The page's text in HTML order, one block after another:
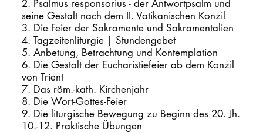
2. Psalmus responsorius - der Antwortpsalm und
seine Gestalt nach dem II. Vatikanischen Konzil
3. Die Feier der Sakramente und Sakramentalien
4. Tagzeitenliturgie | Stundengebet
5. Anbetung, Betrachtung und Kontemplation
6. Die Gestalt der Eucharistiefeier ab dem Konzil
von Trient
7. Das röm.-kath. Kirchenjahr
8. Die Wort-Gottes-Feier
9. Die liturgische Bewegung zu Beginn des 20. Jh.
10.-12. Praktische Übungen
Intranet
myCampus